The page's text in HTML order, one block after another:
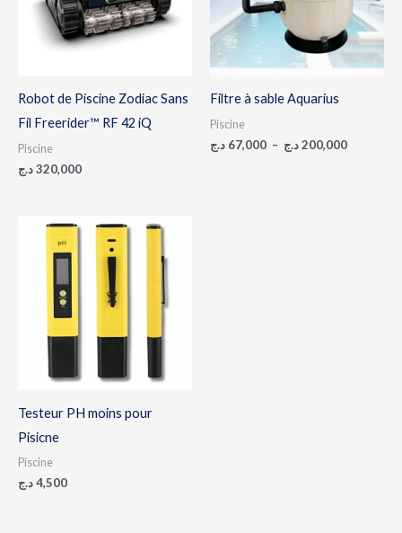
Robot de Piscine Zodiac Sans
Fil Freerider™ RF 42 iQ
Piscine
320,000د.ج
Filtre à sable Aquarius
Piscine
67,000 د.ج – 200,000د.ج
Testeur PH moins pour
Pisicne
Piscine
4,500د.ج